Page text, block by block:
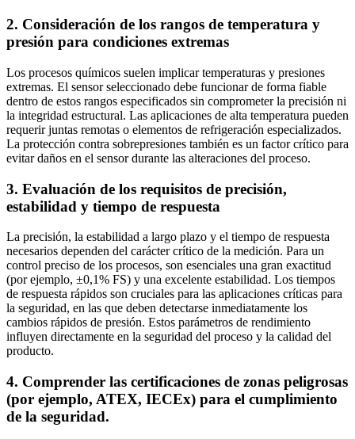
2. Consideración de los rangos de temperatura y
presión para condiciones extremas
Los procesos químicos suelen implicar temperaturas y presiones
extremas. El sensor seleccionado debe funcionar de forma fiable
dentro de estos rangos especificados sin comprometer la precisión ni
la integridad estructural. Las aplicaciones de alta temperatura pueden
requerir juntas remotas o elementos de refrigeración especializados.
La protección contra sobrepresiones también es un factor crítico para
evitar daños en el sensor durante las alteraciones del proceso.
3. Evaluación de los requisitos de precisión,
estabilidad y tiempo de respuesta
La precisión, la estabilidad a largo plazo y el tiempo de respuesta
necesarios dependen del carácter crítico de la medición. Para un
control preciso de los procesos, son esenciales una gran exactitud
(por ejemplo, ±0,1% FS) y una excelente estabilidad. Los tiempos
de respuesta rápidos son cruciales para las aplicaciones críticas para
la seguridad, en las que deben detectarse inmediatamente los
cambios rápidos de presión. Estos parámetros de rendimiento
influyen directamente en la seguridad del proceso y la calidad del
producto.
4. Comprender las certificaciones de zonas peligrosas
(por ejemplo, ATEX, IECEx) para el cumplimiento
de la seguridad.